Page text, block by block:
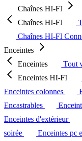
Chaînes HI-FI
Chaînes HI-FI
Chaînes HI-FI
Enceintes
Enceintes
Tout
Enceintes HI-FI
Enceintes colonnes
Encastrables
Enceintes d'extérieur
soirée
Enceintes pc